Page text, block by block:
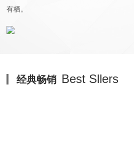
有栖。
经典畅销 Best Sllers